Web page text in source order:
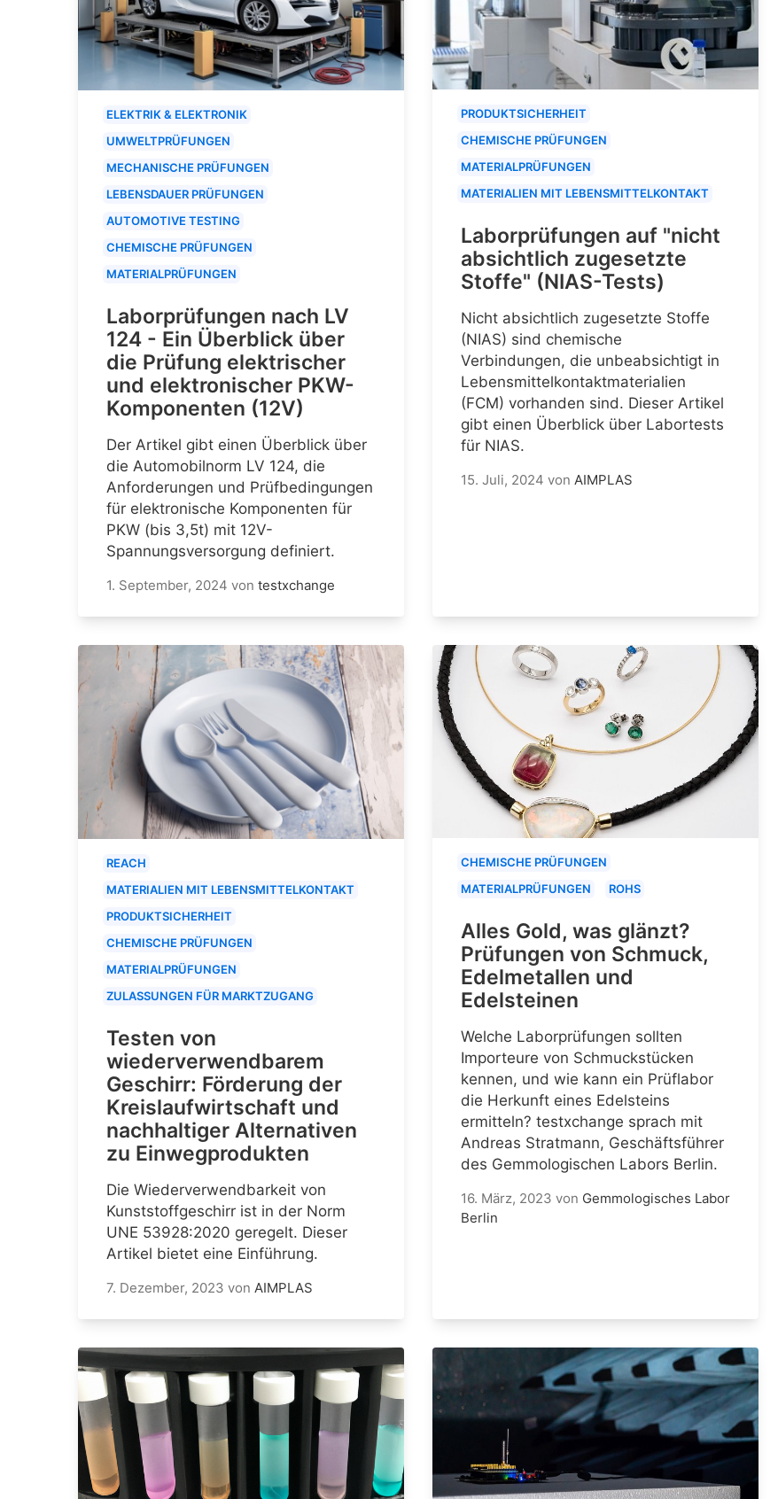
ELEKTRIK & ELEKTRONIK
UMWELTPRÜFUNGEN
MECHANISCHE PRÜFUNGEN
LEBENSDAUER PRÜFUNGEN
AUTOMOTIVE TESTING
CHEMISCHE PRÜFUNGEN
MATERIALPRÜFUNGEN
Laborprüfungen nach LV
124 - Ein Überblick über
die Prüfung elektrischer
und elektronischer PKW-
Komponenten (12V)
Der Artikel gibt einen Überblick über
die Automobilnorm LV 124, die
Anforderungen und Prüfbedingungen
für elektronische Komponenten für
PKW (bis 3,5t) mit 12V-
Spannungsversorgung definiert.
1. September, 2024 von testxchange
PRODUKTSICHERHEIT
CHEMISCHE PRÜFUNGEN
MATERIALPRÜFUNGEN
MATERIALIEN MIT LEBENSMITTELKONTAKT
Laborprüfungen auf "nicht
absichtlich zugesetzte
Stoffe" (NIAS-Tests)
Nicht absichtlich zugesetzte Stoffe
(NIAS) sind chemische
Verbindungen, die unbeabsichtigt in
Lebensmittelkontaktmaterialien
(FCM) vorhanden sind. Dieser Artikel
gibt einen Überblick über Labortests
für NIAS.
15. Juli, 2024 von AIMPLAS
REACH
MATERIALIEN MIT LEBENSMITTELKONTAKT
PRODUKTSICHERHEIT
CHEMISCHE PRÜFUNGEN
MATERIALPRÜFUNGEN
ZULASSUNGEN FÜR MARKTZUGANG
Testen von
wiederverwendbarem
Geschirr: Förderung der
Kreislaufwirtschaft und
nachhaltiger Alternativen
zu Einwegprodukten
Die Wiederverwendbarkeit von
Kunststoffgeschirr ist in der Norm
UNE 53928:2020 geregelt. Dieser
Artikel bietet eine Einführung.
7. Dezember, 2023 von AIMPLAS
CHEMISCHE PRÜFUNGEN
MATERIALPRÜFUNGEN
ROHS
Alles Gold, was glänzt?
Prüfungen von Schmuck,
Edelmetallen und
Edelsteinen
Welche Laborprüfungen sollten
Importeure von Schmuckstücken
kennen, und wie kann ein Prüflabor
die Herkunft eines Edelsteins
ermitteln? testxchange sprach mit
Andreas Stratmann, Geschäftsführer
des Gemmologischen Labors Berlin.
16. März, 2023 von Gemmologisches Labor
Berlin